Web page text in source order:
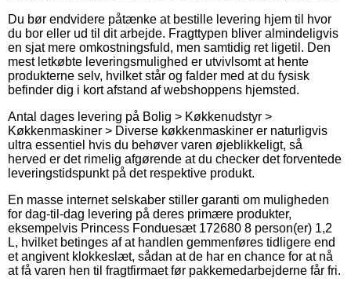
Du bør endvidere påtænke at bestille levering hjem til hvor
du bor eller ud til dit arbejde. Fragttypen bliver almindeligvis
en sjat mere omkostningsfuld, men samtidig ret ligetil. Den
mest letkøbte leveringsmulighed er utvivlsomt at hente
produkterne selv, hvilket står og falder med at du fysisk
befinder dig i kort afstand af webshoppens hjemsted.
Antal dages levering på Bolig > Køkkenudstyr >
Køkkenmaskiner > Diverse køkkenmaskiner er naturligvis
ultra essentiel hvis du behøver varen øjeblikkeligt, så
herved er det rimelig afgørende at du checker det forventede
leveringstidspunkt på det respektive produkt.
En masse internet selskaber stiller garanti om muligheden
for dag-til-dag levering på deres primære produkter,
eksempelvis Princess Fonduesæt 172680 8 person(er) 1,2
L, hvilket betinges af at handlen gemmenføres tidligere end
et angivent klokkeslæt, sådan at de har en chance for at nå
at få varen hen til fragtfirmaet før pakkemedarbejderne får fri.